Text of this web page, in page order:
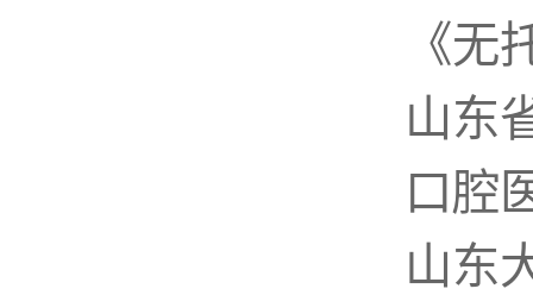
《
山东
口腔
山东